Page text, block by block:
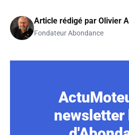
Article rédigé par Olivier
Fondateur Abondance
newsletter